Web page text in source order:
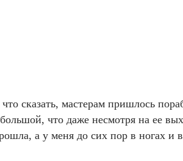
сказать, мастерам пришлось
что даже несмотря на ее
а у меня до сих пор в ногах и